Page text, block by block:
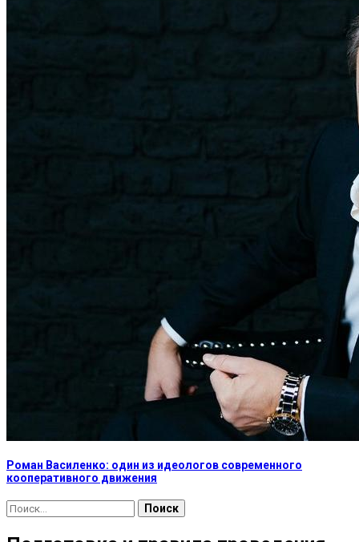
Роман Василенко: один из идеологов современного
кооперативного движения
Найти: